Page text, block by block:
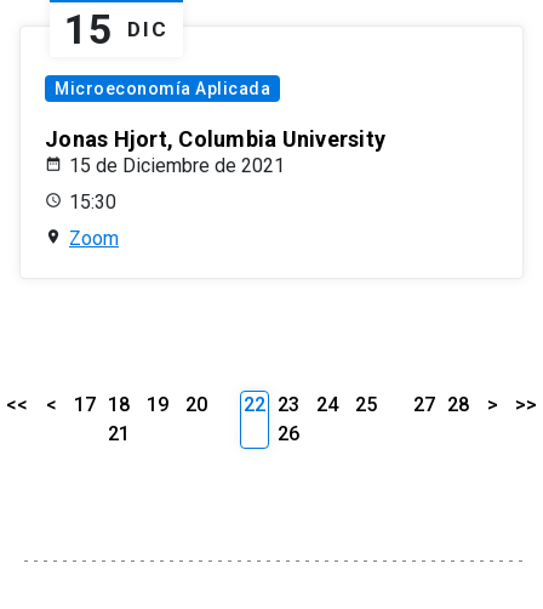
15 DIC
Microeconomía Aplicada
Jonas Hjort, Columbia University
15 de Diciembre de 2021
15:30
Zoom
<< < 17 18 19
20
21
22 23 24
25
26
27 28 > >>